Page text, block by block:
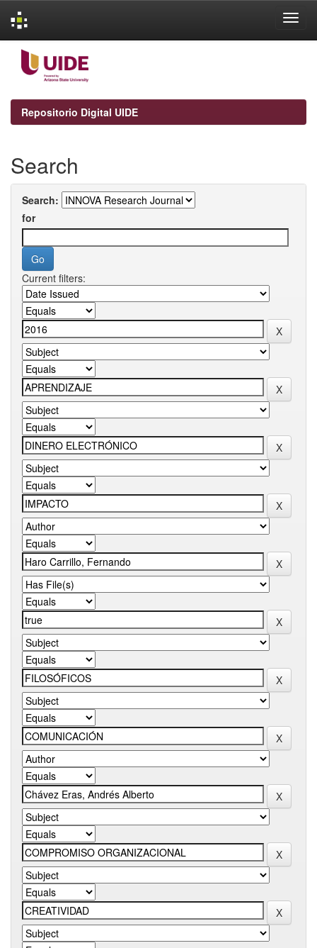
navigation
Repositorio Digital UIDE
Search
Search:
for
Current filters: